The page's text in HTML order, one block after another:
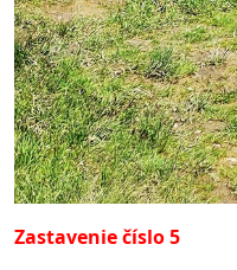
Zastavenie číslo 5